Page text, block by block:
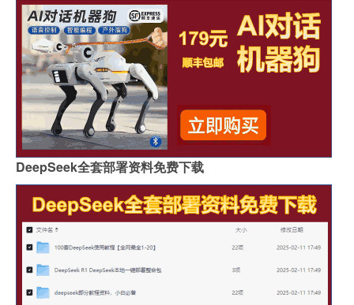
DeepSeek全套部署资料免费下载